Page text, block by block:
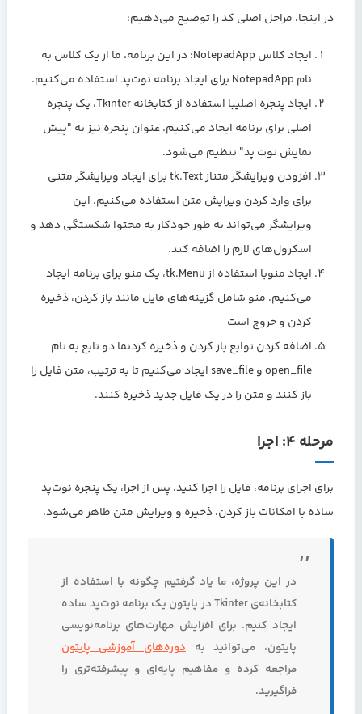
در اینجا، مراحل اصلی کد را توضیح می‌دهیم:
ایجاد کلاس NotepadApp:
در این برنامه، ما از یک کلاس به
نام NotepadApp برای ایجاد برنامه نوت‌پد استفاده می‌کنیم.
ایجاد پنجره اصلی
با استفاده از کتابخانه Tkinter، یک پنجره
اصلی برای برنامه ایجاد می‌کنیم. عنوان پنجره نیز به "پیش
نمایش نوت پد" تنظیم می‌شود.
افزودن ویرایشگر متن
از tk.Text برای ایجاد ویرایشگر متنی
برای وارد کردن ویرایش متن استفاده می‌کنیم. این
ویرایشگر می‌تواند به طور خودکار به محتوا شکستگی دهد و
اسکرول‌های لازم را اضافه کند.
ایجاد منو
با استفاده از tk.Menu، یک منو برای برنامه ایجاد
می‌کنیم. منو شامل گزینه‌های فایل مانند باز کردن، ذخیره
کردن و خروج است
اضافه کردن توابع باز کردن و ذخیره کردنما دو تابع به نام
open_file و save_file ایجاد می‌کنیم تا به ترتیب، متن فایل را
باز کنند و متن را در یک فایل جدید ذخیره کنند.
مرحله ۴: اجرا
برای اجرای برنامه، فایل را اجرا کنید. پس از اجرا، یک پنجره نوت‌پد
ساده با امکانات باز کردن، ذخیره و ویرایش متن ظاهر می‌شود.
در این پروژه، ما یاد گرفتیم چگونه با استفاده از
کتابخانه‌ی Tkinter در پایتون یک برنامه نوت‌پد ساده
ایجاد کنیم. برای افزایش مهارت‌های برنامه‌نویسی
پایتون، می‌توانید بهدوره‌های آموزشی پایتون
مراجعه کرده و مفاهیم پایه‌ای و پیشرفته‌تری را
فراگیرید.